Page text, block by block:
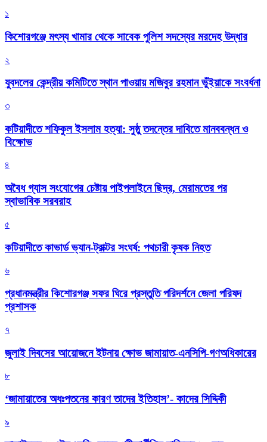
১
কিশোরগঞ্জে মৎস্য খামার থেকে সাবেক পুলিশ সদস্যের মরদেহ উদ্ধার
২
যুবদলের কেন্দ্রীয় কমিটিতে স্থান পাওয়ায় মজিবুর রহমান ভুঁইয়াকে সংবর্ধনা
৩
কটিয়াদীতে শফিকুল ইসলাম হত্যা: সুষ্ঠু তদন্তের দাবিতে মানববন্ধন ও
বিক্ষোভ
৪
অবৈধ গ্যাস সংযোগের চেষ্টায় পাইপলাইনে ছিদ্র, মেরামতের পর
স্বাভাবিক সরবরাহ
৫
কটিয়াদীতে কাভার্ড ভ্যান-ট্রাক্টর সংঘর্ষ: পথচারী কৃষক নিহত
৬
প্রধানমন্ত্রীর কিশোরগঞ্জ সফর ঘিরে প্রস্তুতি পরিদর্শনে জেলা পরিষদ
প্রশাসক
৭
জুলাই দিবসের আয়োজনে ইটনায় ক্ষোভ জামায়াত-এনসিপি-গণঅধিকারের
৮
‘জামায়াতের অধঃপতনের কারণ তাদের ইতিহাস’- কাদের সিদ্দিকী
৯